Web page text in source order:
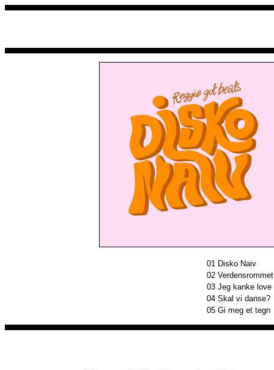
01 Disko Naiv
02 Verdensrommet
03 Jeg kanke love
04 Skal vi danse?
05 Gi meg et tegn